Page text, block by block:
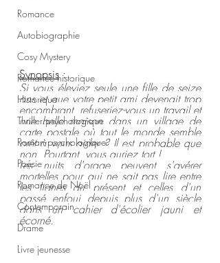
Romance
Autobiographie
Cosy Mystery
Romance historique
Historique
Thriller psychologique
Roman psychologique
Poésie
Romance de Noël
Contemporain
Drame
Livre jeunesse
Synopsis :
Si vous éleviez seule une fille de seize
ans et que votre petit ami devenait trop
encombrant, refuseriez-vous un travail et
une belle maison dans un village de
carte postale où tout le monde semble
prêt à vous aider ? Il est probable que
non. Pourtant, vous auriez tort !
Les nuits d'orage peuvent s'avérer
mortelles pour qui ne sait pas lire entre
les lignes du présent et celles d'un
passé enfoui depuis plus d'un siècle
dans un cahier d'écolier jauni et
écorné.